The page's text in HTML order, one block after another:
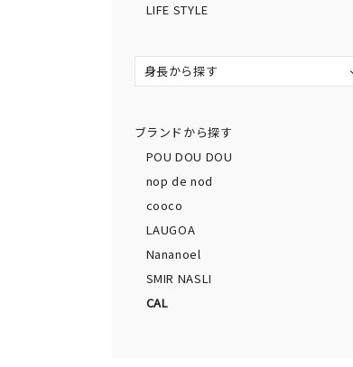
LIFE STYLE
身長から探す
ブランドから探す
POU DOU DOU
nop de nod
cooco
LAUGOA
Nananoel
SMIR NASLI
CAL